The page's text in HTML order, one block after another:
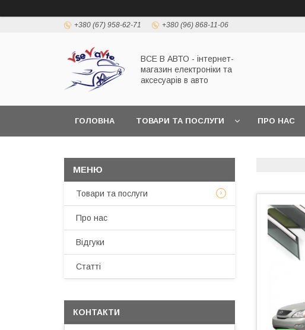
+380 (67) 958-62-71 +380 (96) 868-11-06
ВСЕ В АВТО - інтернет-
магазин електроніки та
аксесуарів в авто
ГОЛОВНА ТОВАРИ ТА ПОСЛУГИ ПРО НАС
Товари та послуги
Про нас
Відгуки
Статті
КОНТАКТИ